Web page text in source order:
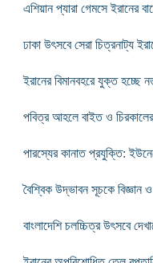
এশিয়ান প্যারা গেমসে ইরানের
ঢাকা উৎসবে সেরা চিত্রনাট্য
ইরানের বিমানবহরে যুক্ত হচ্ছে
পবিত্র আহলে বাইত ও
পারস্যের কানাত প্রযুক্তি:
বৈশ্বিক উদ্ভাবন সূচকে
বাংলাদেশি চলচ্চিত্র উৎসবে